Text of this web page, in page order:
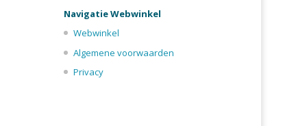
Navigatie Webwinkel
Webwinkel
Algemene voorwaarden
Privacy